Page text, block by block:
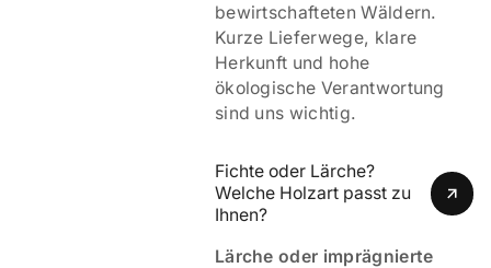
bewirtschafteten Wäldern.
Kurze Lieferwege, klare
Herkunft und hohe
ökologische Verantwortung
sind uns wichtig.
Fichte oder Lärche?
Welche Holzart passt zu
Ihnen?
Lärche oder imprägnierte